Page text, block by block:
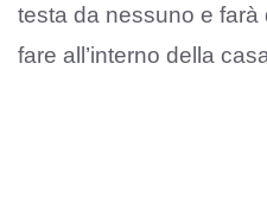
testa da nessuno e farà
fare all’interno della